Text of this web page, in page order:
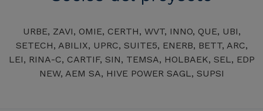
URBE, ZAVI, OMIE, CERTH, WVT, INNO, QUE, UBI,
SETECH, ABILIX, UPRC, SUITE5, ENERB, BETT, ARC,
LEI, RINA-C, CARTIF, SIN, TEMSA, HOLBAEK, SEL, EDP
NEW, AEM SA, HIVE POWER SAGL, SUPSI